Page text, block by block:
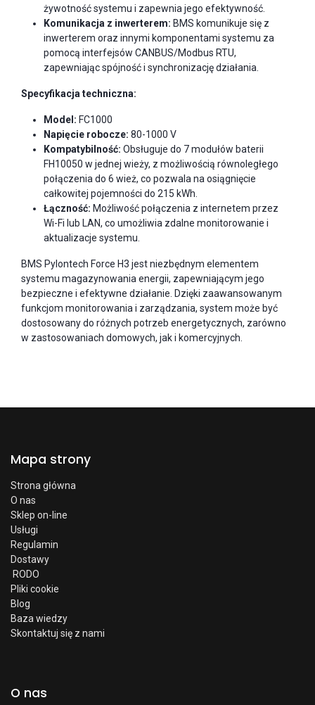
żywotność systemu i zapewnia jego efektywność.
Komunikacja z inwerterem: BMS komunikuje się z
inwerterem oraz innymi komponentami systemu za
pomocą interfejsów CANBUS/Modbus RTU,
zapewniając spójność i synchronizację działania.
Specyfikacja techniczna:
Model: FC1000
Napięcie robocze: 80-1000 V
Kompatybilność: Obsługuje do 7 modułów baterii
FH10050 w jednej wieży, z możliwością równoległego
połączenia do 6 wież, co pozwala na osiągnięcie
całkowitej pojemności do 215 kWh.
Łączność: Możliwość połączenia z internetem przez
Wi-Fi lub LAN, co umożliwia zdalne monitorowanie i
aktualizacje systemu.
BMS Pylontech Force H3 jest niezbędnym elementem
systemu magazynowania energii, zapewniającym jego
bezpieczne i efektywne działanie. Dzięki zaawansowanym
funkcjom monitorowania i zarządzania, system może być
dostosowany do różnych potrzeb energetycznych, zarówno
w zastosowaniach domowych, jak i komercyjnych.
Mapa strony
Strona główna
O nas
Sklep on-line
Usługi
Regulamin
Dostawy
RODO
Pliki cookie
Blog
Baza wiedzy
Skontaktuj się z nami
O nas